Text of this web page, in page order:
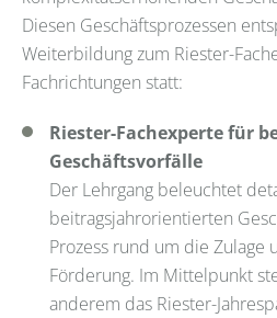
Diesen Geschäftsprozessen
Weiterbildung zum Riester-
Fachrichtungen statt:
Riester-Fachexperte für
Geschäftsvorfälle
Der Lehrgang beleuchtet
beitragsjahrorientierten
Prozess rund um die Zulage
Förderung. Im Mittelpunkt
anderem das Riester-